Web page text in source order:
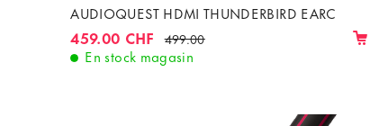
AUDIOQUEST HDMI THUNDERBIRD EARC
459.00 CHF 499.00
En stock magasin